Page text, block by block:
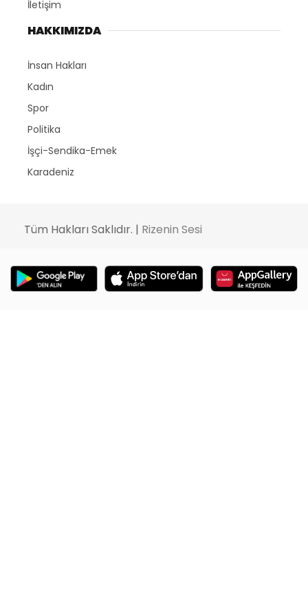
İletişim
HAKKIMIZDA
İnsan Hakları
Kadın
Spor
Politika
İşçi-Sendika-Emek
Karadeniz
Tüm Hakları Saklıdır. | Rizenin Sesi